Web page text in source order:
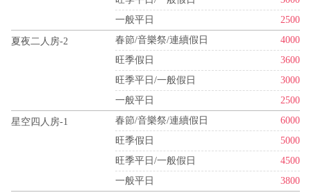
一般平日
2500
夏夜二人房-2 春節/音樂祭/連續假日
4000
旺季假日
3600
旺季平日/一般假日
3000
一般平日
2500
星空四人房-1 春節/音樂祭/連續假日
6000
旺季假日
5000
旺季平日/一般假日
4500
一般平日
3800